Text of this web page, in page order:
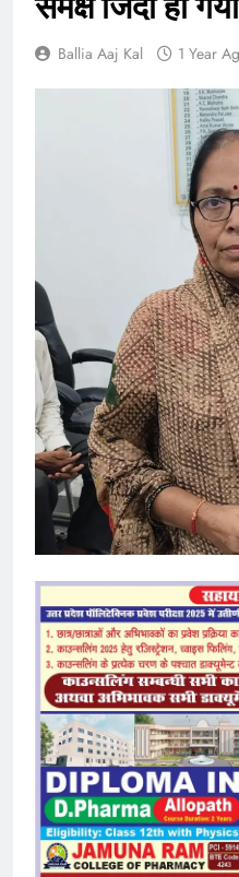
Ballia Aaj Kal 1 Year